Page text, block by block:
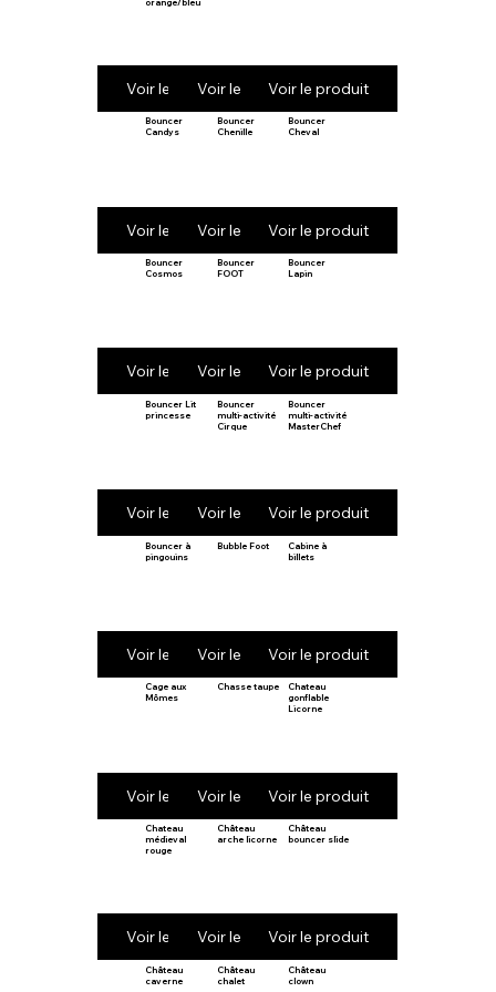
Voir le produitVoir le produitVoir le produit
Bouncer
Candys
Voir le produit
Bouncer
Chenille
Voir le produit
Bouncer
Cheval
Voir le produit
Bouncer
Cosmos
Voir le produit
Bouncer
FOOT
Voir le produit
Bouncer
Lapin
Voir le produit
Bouncer Lit
princesse
Voir le produit
Bouncer
multi-activité
Cirque
Voir le produit
Bouncer
multi-activité
MasterChef
Voir le produit
Bouncer à
pingouins
Voir le produit
Bubble Foot
Voir le produit
Cabine à
billets
Voir le produit
Cage aux
Mômes
Voir le produit
Chasse taupe
Voir le produit
Chateau
gonflable
Licorne
Voir le produit
Chateau
médieval
rouge
Voir le produit
Château
arche licorne
Voir le produit
Château
bouncer slide
Voir le produit
Château
caverne
Château
chalet
Château
clown